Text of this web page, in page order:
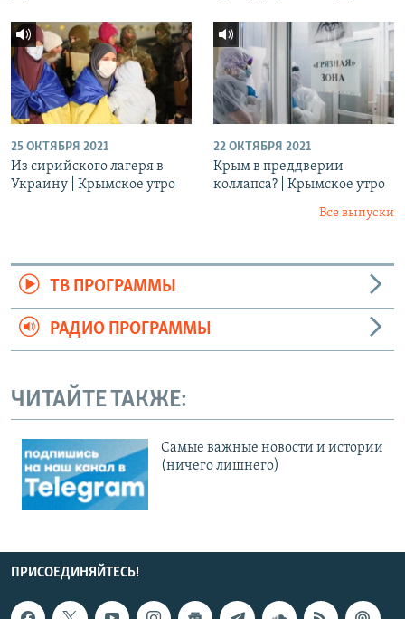
25 ОКТЯБРЯ 2021
Из сирийского лагеря в
Украину | Крымское утро
22 ОКТЯБРЯ 2021
Крым в преддверии
коллапса? | Крымское утро
Все выпуски
ТВ ПРОГРАММЫ
РАДИО ПРОГРАММЫ
ЧИТАЙТЕ ТАКЖЕ:
Cамые важные новости и истории
(ничего лишнего)
ПРИСОЕДИНЯЙТЕСЬ!